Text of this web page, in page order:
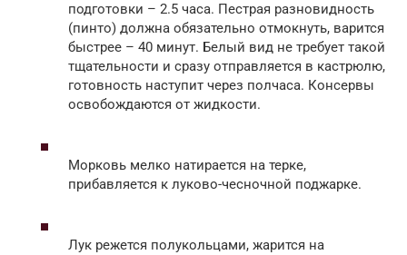
подготовки – 2.5 часа. Пестрая разновидность
(пинто) должна обязательно отмокнуть, варится
быстрее – 40 минут. Белый вид не требует такой
тщательности и сразу отправляется в кастрюлю,
готовность наступит через полчаса. Консервы
освобождаются от жидкости.
Морковь мелко натирается на терке,
прибавляется к луково-чесночной поджарке.
Лук режется полукольцами, жарится на